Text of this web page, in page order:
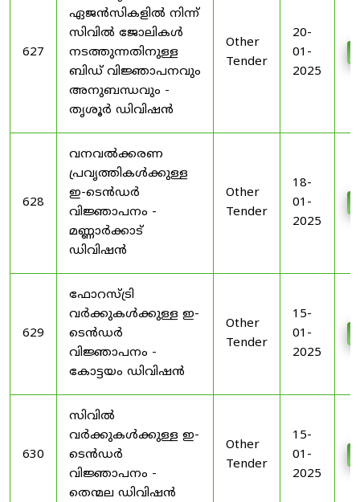
627
ഏജൻസികളിൽ നിന്ന്
സിവിൽ ജോലികൾ
നടത്തുന്നതിനുള്ള
ബിഡ് വിജ്ഞാപനവും
അനുബന്ധവും -
തൃശൂർ ഡിവിഷൻ
Other
Tender
20-
01-
2025
628
വനവൽക്കരണ
പ്രവൃത്തികൾക്കുള്ള
ഇ-ടെൻഡർ
വിജ്ഞാപനം -
മണ്ണാർക്കാട്
ഡിവിഷൻ
Other
Tender
18-
01-
2025
629
ഫോറസ്ട്രി
വർക്കുകൾക്കുള്ള ഇ-
ടെൻഡർ
വിജ്ഞാപനം -
കോട്ടയം ഡിവിഷൻ
Other
Tender
15-
01-
2025
630
സിവിൽ
വർക്കുകൾക്കുള്ള ഇ-
ടെൻഡർ
വിജ്ഞാപനം -
തെന്മല ഡിവിഷൻ
Other
Tender
15-
01-
2025